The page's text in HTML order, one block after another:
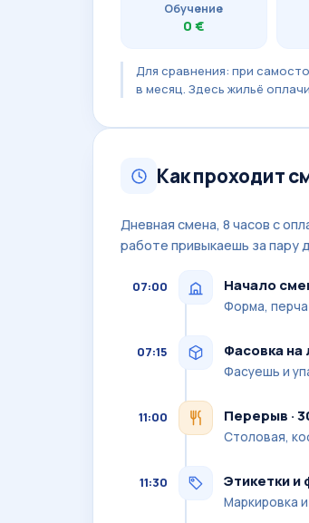
Обучение
0 €
Для сравнения: при
в месяц. Здесь жильё
Как проходит
Дневная смена, 8 часов с
работе привыкаешь за пару
07:00 Начало
Форма,
07:15 Фасовка на
Фасуешь и
11:00 Перерыв ·
Столовая,
11:30 Этикетки и
Маркировка